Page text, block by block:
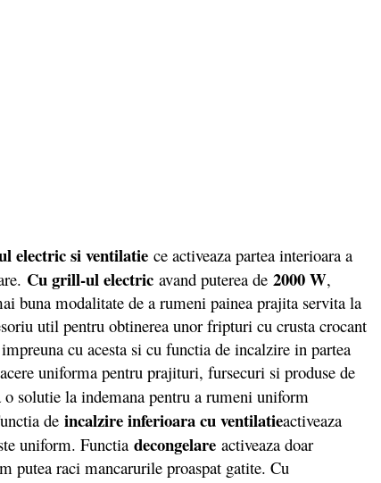
electric si ventilatie ce activeaza partea interioara a
Cu grill-ul electric avand puterea de 2000 W,
buna modalitate de a rumeni painea prajita servita la
util pentru obtinerea unor fripturi cu crusta crocant
cu acesta si cu functia de incalzire in partea
uniforma pentru prajituri, fursecuri si produse de
solutie la indemana pentru a rumeni uniform
de incalzire inferioara cu ventilatieactiveaza
uniform. Functia decongelare activeaza doar
putea raci mancarurile proaspat gatite. Cu